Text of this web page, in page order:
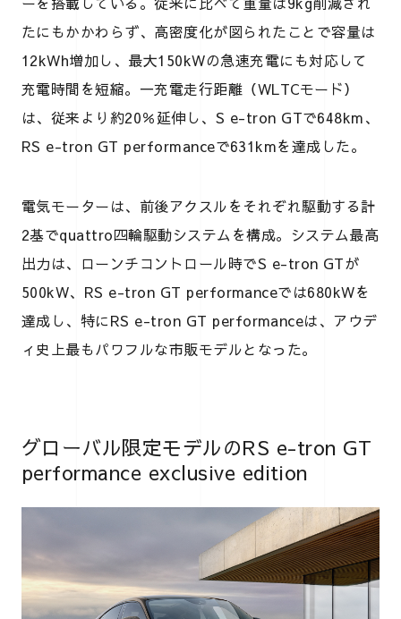
たにもかかわらず、高密度化が図られたことで容量は
12kWh増加し、最大150kWの急速充電にも対応して
充電時間を短縮。一充電走行距離（WLTCモード）
は、従来より約20％延伸し、S e-tron GTで648km、
RS e-tron GT performanceで631kmを達成した。
電気モーターは、前後アクスルをそれぞれ駆動する計
2基でquattro四輪駆動システムを構成。システム最高
出力は、ローンチコントロール時でS e-tron GTが
500kW、RS e-tron GT performanceでは680kWを
達成し、特にRS e-tron GT performanceは、アウデ
ィ史上最もパワフルな市販モデルとなった。
グローバル限定モデルのRS e-tron GT
performance exclusive edition